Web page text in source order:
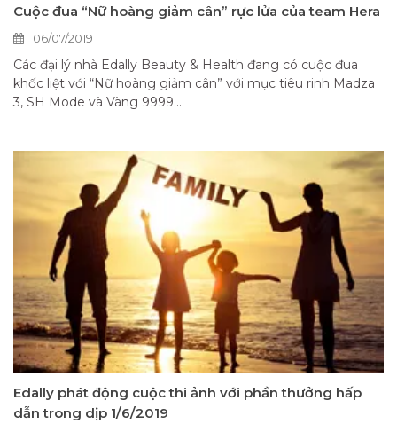
Cuộc đua “Nữ hoàng giảm cân” rực lửa của team Hera
06/07/2019
Các đại lý nhà Edally Beauty & Health đang có cuộc đua
khốc liệt với “Nữ hoàng giảm cân” với mục tiêu rinh Madza
3, SH Mode và Vàng 9999...
Edally phát động cuộc thi ảnh với phần thưởng hấp
dẫn trong dịp 1/6/2019